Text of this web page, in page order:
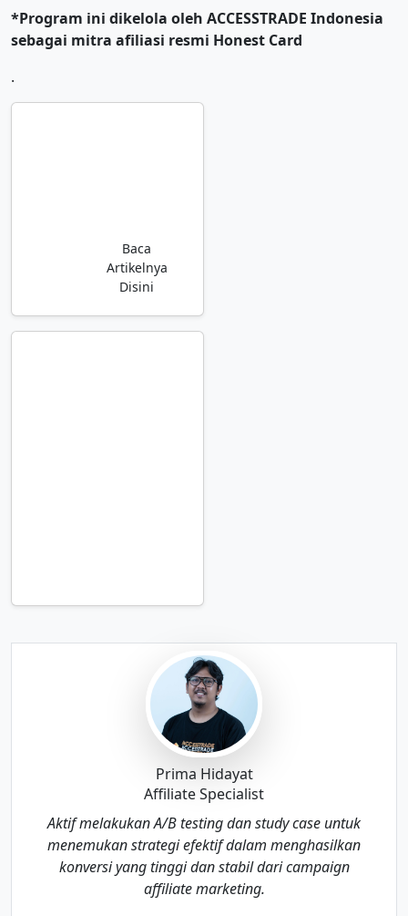
*Program ini dikelola oleh ACCESSTRADE Indonesia
sebagai mitra afiliasi resmi Honest Card
.
Baca
Artikelnya
Disini
Prima Hidayat
Affiliate Specialist
Aktif melakukan A/B testing dan study case untuk
menemukan strategi efektif dalam menghasilkan
konversi yang tinggi dan stabil dari campaign
affiliate marketing.